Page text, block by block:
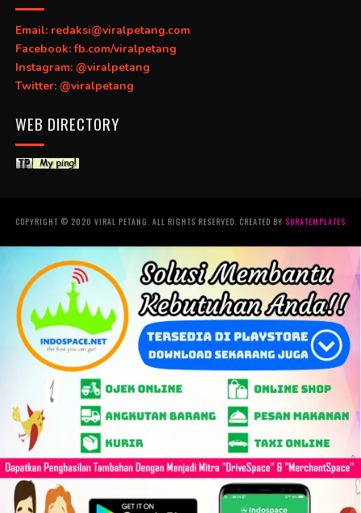
Email: redaksi@viralpetang.com
Facebook: fb.com/viralpetang
Instagram: @viralpetang
Twitter: @viralpetang
WEB DIRECTORY
COPYRIGHT © 2020 VIRAL PETANG. ALL RIGHTS RESERVED. CREATED BY SORATEMPLATES